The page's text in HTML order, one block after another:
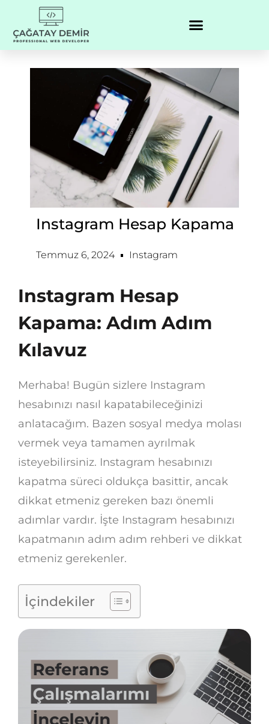
Instagram Hesap Kapama
Temmuz 6, 2024 Instagram
Instagram Hesap
Kapama: Adım Adım
Kılavuz
Merhaba! Bugün sizlere Instagram
hesabınızı nasıl kapatabileceğinizi
anlatacağım. Bazen sosyal medya molası
vermek veya tamamen ayrılmak
isteyebilirsiniz. Instagram hesabınızı
kapatma süreci oldukça basittir, ancak
dikkat etmeniz gereken bazı önemli
adımlar vardır. İşte Instagram hesabınızı
kapatmanın adım adım rehberi ve dikkat
etmeniz gerekenler.
İçindekiler